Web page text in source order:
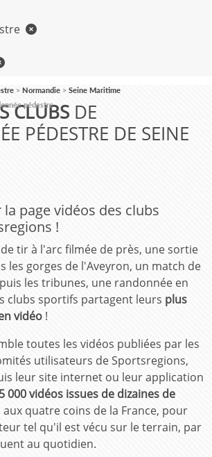
CLUBS DE
PÉDESTRE DE SEINE
page vidéos des clubs
!
tir à l'arc filmée de près, une sortie
les gorges de l'Aveyron, un match de
les tribunes, une randonnée en
clubs sportifs partagent leurs plus
vidéo !
toutes les vidéos publiées par les
utilisateurs de Sportsregions,
leur site internet ou leur application
000 vidéos issues de dizaines de
aux quatre coins de la France, pour
tel qu'il est vécu sur le terrain, par
au quotidien.
Normandie
Seine Maritime
pédestre